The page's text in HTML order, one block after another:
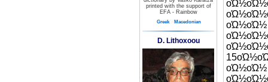
printed with the support of
EFA - Rainbow
Greek Macedonian
D. Lithoxoou